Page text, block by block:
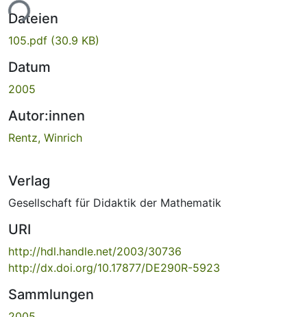
Dateien
105.pdf (30.9 KB)
Datum
2005
Autor:innen
Rentz, Winrich
Verlag
Gesellschaft für Didaktik der Mathematik
URI
http://hdl.handle.net/2003/30736
http://dx.doi.org/10.17877/DE290R-5923
Sammlungen